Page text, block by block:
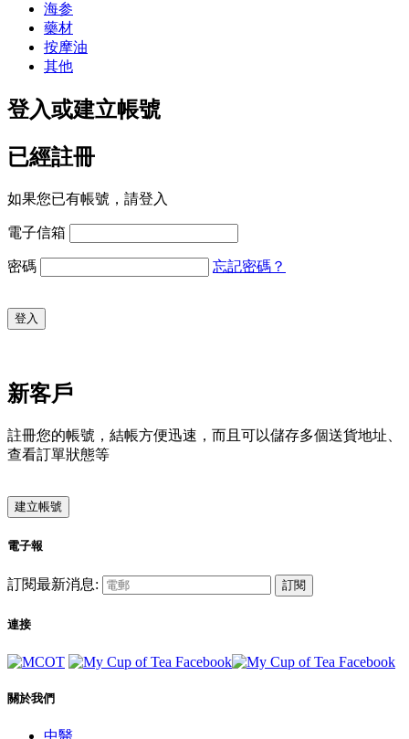
海参
藥材
按摩油
其他
登入或建立帳號
已經註冊
如果您已有帳號，請登入
電子信箱
密碼 忘記密碼？
登入
新客戶
註冊您的帳號，結帳方便迅速，而且可以儲存多個送貨地址、
查看訂單狀態等
建立帳號
電子報
訂閱最新消息: 訂閱
連接
關於我們
中醫